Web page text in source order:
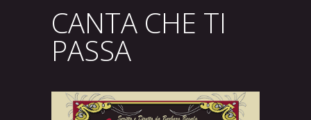
CANTA CHE TI
PASSA